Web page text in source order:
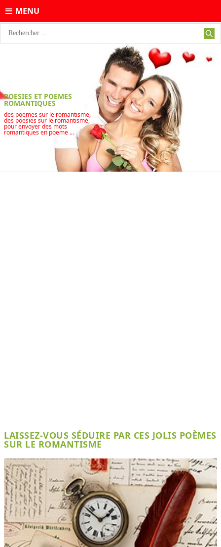
MENU
POESIES ET POEMES
ROMANTIQUES
des poemes sur le romantisme,
des poesies sur le romantisme,
pour envoyer des mots
romantiques en poeme ...
LAISSEZ-VOUS SÉDUIRE PAR CES JOLIS POÈMES
SUR LE ROMANTISME